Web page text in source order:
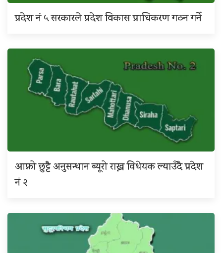
प्रदेश नं ५ सरकारले प्रदेश विकास प्राधिकरण गठन गर्ने
आफ्नो छुट्टै अनुसन्धान ब्यूरो राख्न विधेयक ल्याउँदै प्रदेश
नं २